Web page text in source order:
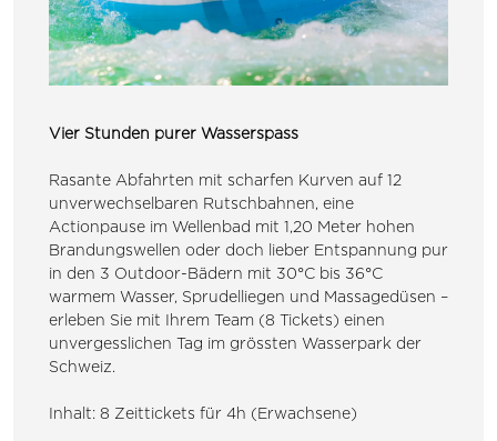
Vier Stunden purer Wasserspass
Rasante Abfahrten mit scharfen Kurven auf 12
unverwechselbaren Rutschbahnen, eine
Actionpause im Wellenbad mit 1,20 Meter hohen
Brandungswellen oder doch lieber Entspannung pur
in den 3 Outdoor-Bädern mit 30°C bis 36°C
warmem Wasser, Sprudelliegen und Massagedüsen –
erleben Sie mit Ihrem Team (8 Tickets) einen
unvergesslichen Tag im grössten Wasserpark der
Schweiz.
Inhalt: 8 Zeittickets für 4h (Erwachsene)